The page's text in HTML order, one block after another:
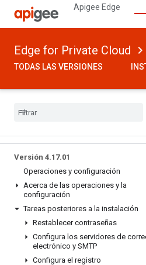
Apigee Edge
Edge for Private Cloud
TODAS LAS VERSIONES
Versión 4.17.01
Operaciones y configuración
Acerca de las operaciones y la
configuración
Tareas posteriores a la instalación
Restablecer contraseñas
Configura los servidores de
electrónico y SMTP
Configura el registro